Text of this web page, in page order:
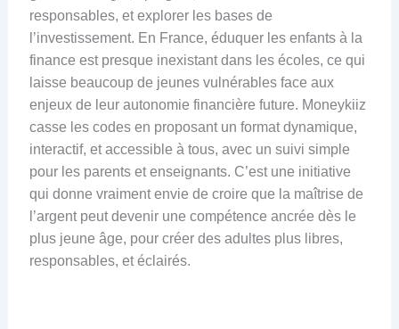
responsables, et explorer les bases de
l’investissement. En France, éduquer les enfants à la
finance est presque inexistant dans les écoles, ce qui
laisse beaucoup de jeunes vulnérables face aux
enjeux de leur autonomie financière future. Moneykiiz
casse les codes en proposant un format dynamique,
interactif, et accessible à tous, avec un suivi simple
pour les parents et enseignants. C’est une initiative
qui donne vraiment envie de croire que la maîtrise de
l’argent peut devenir une compétence ancrée dès le
plus jeune âge, pour créer des adultes plus libres,
responsables, et éclairés.